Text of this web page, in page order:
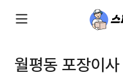
월평동 포장이